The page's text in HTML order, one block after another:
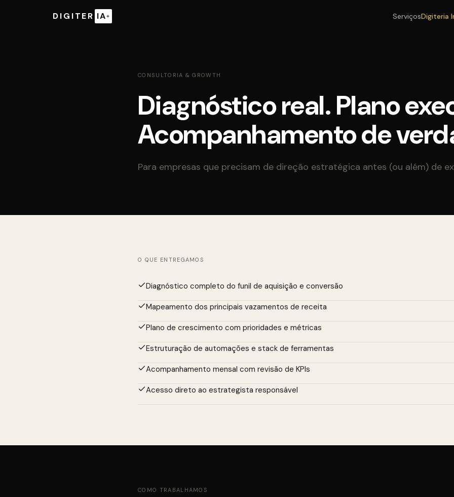
DIGITER IA ServiçosDigiteria
CONSULTORIA & GROWTH
Diagnóstico real. Plano
Acompanhamento de
Para empresas que precisam de direção estratégica antes (ou além) de
O QUE ENTREGAMOS
Diagnóstico completo do funil de aquisição e conversão
Mapeamento dos principais vazamentos de receita
Plano de crescimento com prioridades e métricas
Estruturação de automações e stack de ferramentas
Acompanhamento mensal com revisão de KPIs
Acesso direto ao estrategista responsável
COMO TRABALHAMOS